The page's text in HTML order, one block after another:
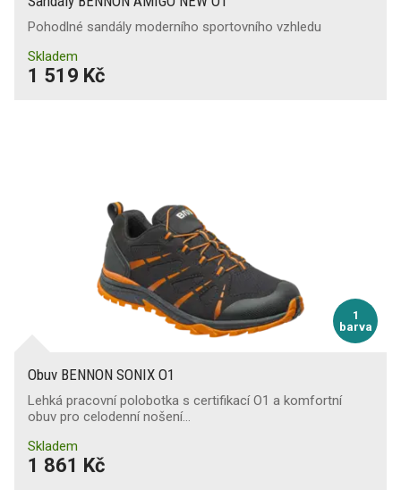
Pohodlné sandály moderního sportovního vzhledu
Skladem
1 519 Kč
1
barva
Obuv BENNON SONIX O1
Lehká pracovní polobotka s certifikací O1 a komfortní
obuv pro celodenní nošení…
Skladem
1 861 Kč